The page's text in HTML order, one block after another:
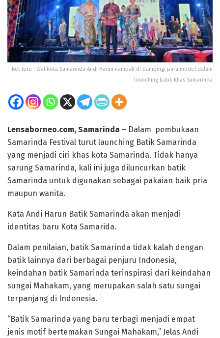
Ket foto : Walikota Samarinda Andi Harun nampak di dampingi para model dalam
lounching batik khas Samarinda
Lensaborneo.com, Samarinda – Dalam pembukaan
Samarinda Festival turut launching Batik Samarinda
yang menjadi ciri khas kota Samarinda. Tidak hanya
sarung Samarinda, kali ini juga diluncurkan batik
Samarinda untuk digunakan sebagai pakaian baik pria
maupun wanita.
Kata Andi Harun Batik Samarinda akan menjadi
identitas baru Kota Samarida.
Dalam penilaian, batik Samarinda tidak kalah dengan
batik lainnya dari berbagai penjuru Indonesia,
keindahan batik Samarinda terinspirasi dari keindahan
sungai Mahakam, yang merupakan salah satu sungai
terpanjang di Indonesia.
“Batik Samarinda yang baru terbagi menjadi empat
jenis motif bertemakan Sungai Mahakam,” Jelas Andi